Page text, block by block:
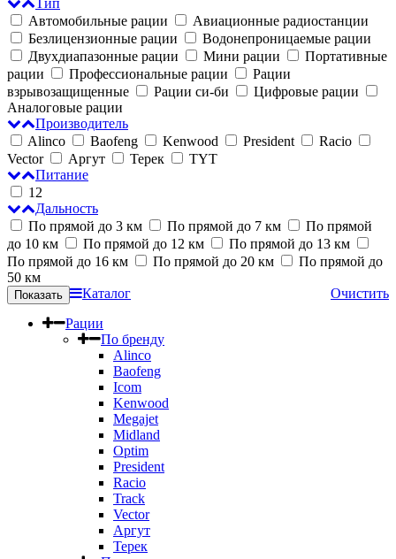
Тип
Автомобильные рации
Авиационные радиостанции
Безлицензионные рации
Водонепроницаемые рации
Двухдиапазонные рации
Мини рации
Портативные
рации
Профессиональные рации
Рации
взрывозащищенные
Рации си-би
Цифровые рации
Аналоговые рации
Производитель
Alinco
Baofeng Kenwood President
Racio
Vector
Аргут Терек
TYT
Питание
12
Дальность
По прямой до 3 км
По прямой до 7 км
По прямой
до 10 км
По прямой до 12 км
По прямой до 13 км
По прямой до 16 км
По прямой до 20 км
По прямой до
50 км
Очистить
Каталог
Рации
По бренду
Alinco
Baofeng
Icom
Kenwood
Megajet
Midland
Optim
President
Racio
Track
Vector
Аргут
Терек